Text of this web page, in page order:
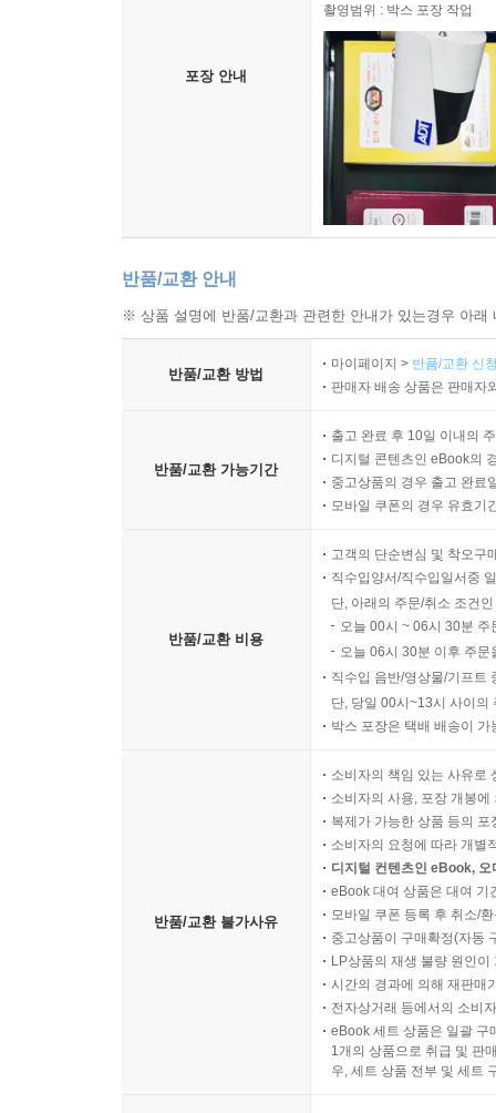
포장 안내
촬영범위 : 박스 포장 작업
반품/교환 안내
※ 상품 설명에 반품/교환과 관련한 안내가 있는경우 아
반품/교환 방법
마이페이지 > 반품/교환 신
판매자 배송 상품은 판매자
반품/교환 가능기간
출고 완료 후 10일 이내의
디지털 콘텐츠인 eBook의
중고상품의 경우 출고 완료
모바일 쿠폰의 경우 유효기
반품/교환 비용
고객의 단순변심 및 착오구
직수입양서/직수입일서중
단, 아래의 주문/취소 조건
오늘 00시 ~ 06시 30분
오늘 06시 30분 이후 주
직수입 음반/영상물/기프트
단, 당일 00시~13시 사이의
박스 포장은 택배 배송이
반품/교환 불가사유
소비자의 책임 있는 사유로
소비자의 사용, 포장 개봉
복제가 가능한 상품 등의
소비자의 요청에 따라 개별
디지털 컨텐츠인 eBook,
eBook 대여 상품은 대여 기
모바일 쿠폰 등록 후 취소/
중고상품이 구매확정(자동
LP상품의 재생 불량 원인
시간의 경과에 의해 재판매
전자상거래 등에서의 소비
eBook 세트 상품은 일괄 구
1개의 상품으로 취급 및 판
우, 세트 상품 전부 및 세트